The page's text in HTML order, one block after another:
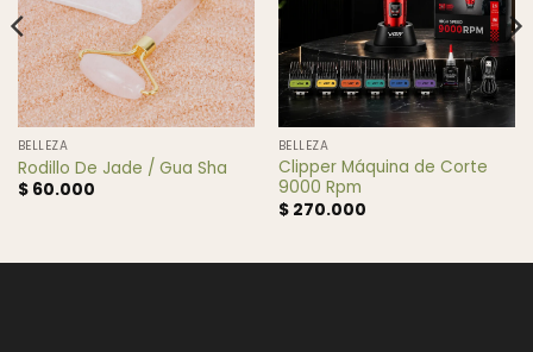
BELLEZA
Rodillo De Jade / Gua Sha
$60.000
BELLEZA
Clipper Máquina de Corte
9000 Rpm
$270.000